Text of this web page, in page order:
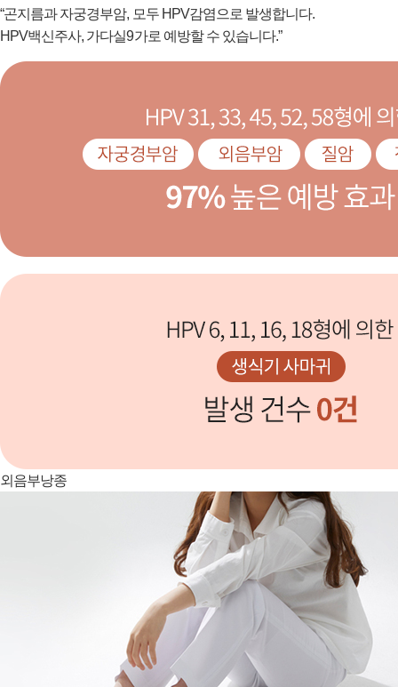
“곤지름과 자궁경부암, 모두 HPV감염으로 발생합니다.
HPV백신주사, 가다실9가로 예방할 수 있습니다.”
외음부낭종